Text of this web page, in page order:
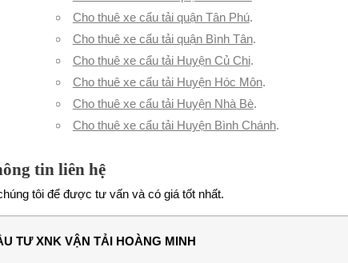
Cho thuê xe cẩu tải quận Tân Phú.
Cho thuê xe cẩu tải quận Bình Tân.
Cho thuê xe cẩu tải Huyện Củ Chi.
Cho thuê xe cẩu tải Huyện Hóc Môn.
Cho thuê xe cẩu tải Huyện Nhà Bè.
Cho thuê xe cẩu tải Huyện Bình Chánh.
tin liên hệ
tôi để được tư vấn và có giá tốt nhất.
TƯ XNK VẬN TẢI HOÀNG MINH